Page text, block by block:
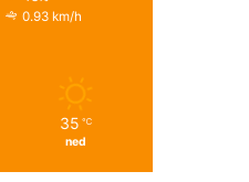
0.93 km/h
35 ℃
ned